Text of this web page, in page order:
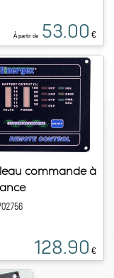
À partir de 53.00 €
commande à
128.90 €